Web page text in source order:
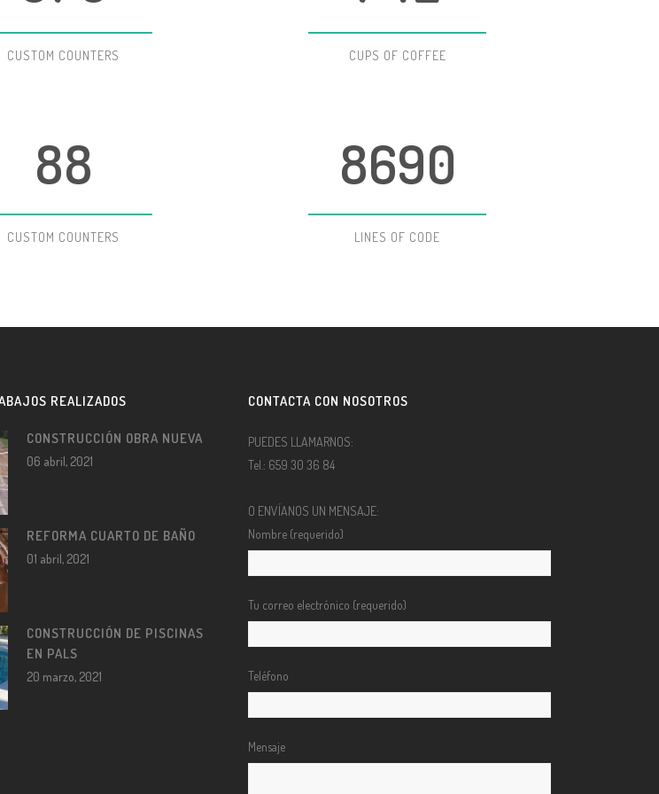
CUSTOM COUNTERS CUPS OF COFFEE
6
8
6
8
CUSTOM COUNTERS
6
8
4
6
7
90
LINES OF CODE
REALIZADOS
CONSTRUCCIÓN OBRA NUEVA
06 abril, 2021
REFORMA CUARTO DE BAÑO
01 abril, 2021
CONSTRUCCIÓN DE PISCINAS
EN PALS
20 marzo, 2021
CONTACTA CON NOSOTROS
PUEDES LLAMARNOS:
Tel.: 659 30 36 84
O ENVÍANOS UN MENSAJE:
Nombre (requerido)
Tu correo electrónico (requerido)
Teléfono
Mensaje